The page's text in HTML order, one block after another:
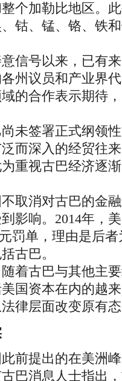
个加勒比地区。
钴、锰、铬、铁
号以来，已有来
州议员和产业界
的合作表示期待
签署正式纲领性
而深入的经贸往
重视古巴经济逐
消对古巴的金融
影响。2014年，
罚单，理由是后
古巴。
古巴与其他主要
国资本在内的越
律层面改变原有
提出的在美洲峰
巴消息人士指出